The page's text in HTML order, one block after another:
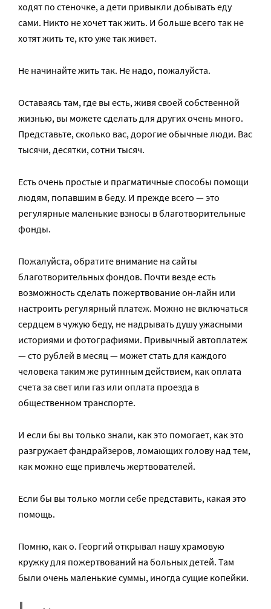
ходят по стеночке, а дети привыкли добывать еду
сами. Никто не хочет так жить. И больше всего так не
хотят жить те, кто уже так живет.
Не начинайте жить так. Не надо, пожалуйста.
Оставаясь там, где вы есть, живя своей собственной
жизнью, вы можете сделать для других очень много.
Представьте, сколько вас, дорогие обычные люди. Вас
тысячи, десятки, сотни тысяч.
Есть очень простые и прагматичные способы помощи
людям, попавшим в беду. И прежде всего — это
регулярные маленькие взносы в благотворительные
фонды.
Пожалуйста, обратите внимание на сайты
благотворительных фондов. Почти везде есть
возможность сделать пожертвование он-лайн или
настроить регулярный платеж. Можно не включаться
сердцем в чужую беду, не надрывать душу ужасными
историями и фотографиями. Привычный автоплатеж
— сто рублей в месяц — может стать для каждого
человека таким же рутинным действием, как оплата
счета за свет или газ или оплата проезда в
общественном транспорте.
И если бы вы только знали, как это помогает, как это
разгружает фандрайзеров, ломающих голову над тем,
как можно еще привлечь жертвователей.
Если бы вы только могли себе представить, какая это
помощь.
Помню, как о. Георгий открывал нашу храмовую
кружку для пожертвований на больных детей. Там
были очень маленькие суммы, иногда сущие копейки.